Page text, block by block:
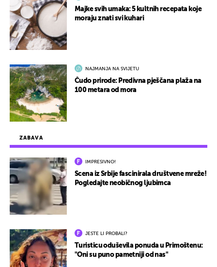
ZABAVA
IMPRESIVNO!
Scena iz Srbije fascinirala društvene mreže!
Pogledajte neobičnog ljubimca
JESTE LI PROBALI?
Turisticu oduševila ponuda u Primoštenu:
"Oni su puno pametniji od nas"
Majke svih umaka: 5 kultnih recepata koje
moraju znati svi kuhari
NAJMANJA NA SVIJETU
Čudo prirode: Predivna pješčana plaža na
100 metara od mora